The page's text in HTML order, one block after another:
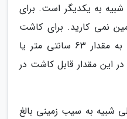
به یکدیگر است. برای
نمی کارید. برای کاشت
پیاز باید نشاء آن را که طولی به مقدار 63 سانتی متر یا
در این مقدار قابل کاشت در
به سیب زمینی بالغ